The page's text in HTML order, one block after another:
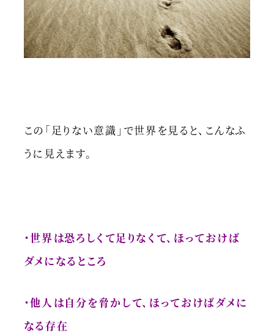
この「足りない意識」で世界を見ると、こんなふ
うに見えます。
・世界は恐ろしくて足りなくて、ほっておけば
ダメになるところ
・他人は自分を脅かして、ほっておけばダメに
なる存在